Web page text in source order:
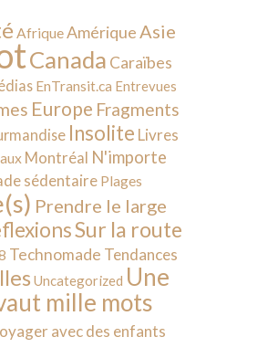
AfriqueAmériqueAsie
Canada Caraïbes
EnTransit.ca Entrevues
Europe Fragments
Insolite Livres
Montréal N'importe
sédentaire Plages
Prendre le large
Sur la route
Technomade Tendances
Uncategorized Une
mille mots
avec des enfants